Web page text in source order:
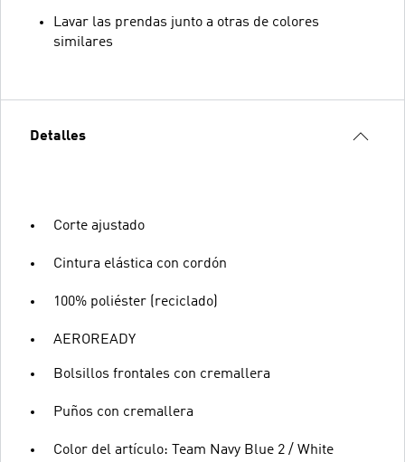
Lavar las prendas junto a otras de colores
similares
Detalles
Corte ajustado
Cintura elástica con cordón
100% poliéster (reciclado)
AEROREADY
Bolsillos frontales con cremallera
Puños con cremallera
Color del artículo: Team Navy Blue 2 / White